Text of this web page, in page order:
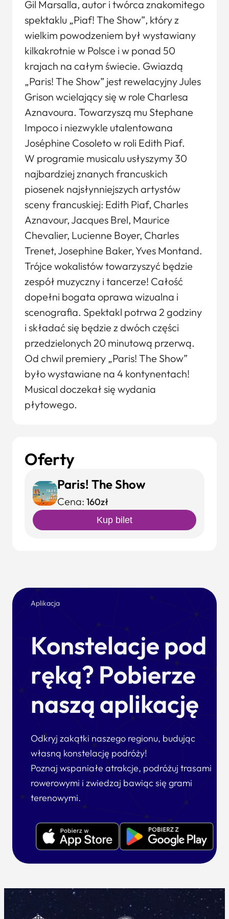
Gil Marsalla, autor i twórca znakomitego
spektaklu „Piaf! The Show”, który z
wielkim powodzeniem był wystawiany
kilkakrotnie w Polsce i w ponad 50
krajach na całym świecie. Gwiazdą
„Paris! The Show” jest rewelacyjny Jules
Grison wcielający się w role Charlesa
Aznavoura. Towarzyszą mu Stephane
Impoco i niezwykle utalentowana
Joséphine Cosoleto w roli Edith Piaf.
W programie musicalu usłyszymy 30
najbardziej znanych francuskich
piosenek najsłynniejszych artystów
sceny francuskiej: Edith Piaf, Charles
Aznavour, Jacques Brel, Maurice
Chevalier, Lucienne Boyer, Charles
Trenet, Josephine Baker, Yves Montand.
Trójce wokalistów towarzyszyć będzie
zespół muzyczny i tancerze! Całość
dopełni bogata oprawa wizualna i
scenografia. Spektakl potrwa 2 godziny
i składać się będzie z dwóch części
przedzielonych 20 minutową przerwą.
Od chwil premiery „Paris! The Show”
było wystawiane na 4 kontynentach!
Musical doczekał się wydania
płytowego.
Oferty
Paris! The Show
Cena: 160zł
Kup bilet
Aplikacja
Konstelacje pod
ręką? Pobierze
naszą aplikację
Odkryj zakątki naszego regionu, budując
własną konstelację podróży!
Poznaj wspaniałe atrakcje, podróżuj trasami
rowerowymi i zwiedzaj bawiąc się grami
terenowymi.